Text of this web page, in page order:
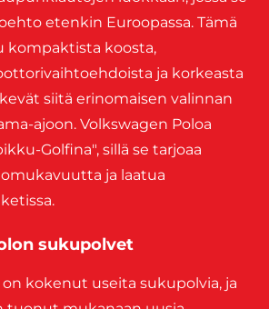
etenkin Euroopassa. Tämä
kompaktista koosta,
ja korkeasta
siitä erinomaisen valinnan
ajoon. Volkswagen Poloa
Golfina", sillä se tarjoaa
ja laatua
sukupolvet
kokenut useita sukupolvia, ja